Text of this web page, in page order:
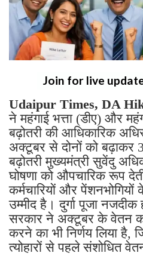
Join for live
Udaipur Times, DA
ने महंगाई भत्ता (डीए) और
बढ़ोतरी की आधिकारिक
अक्टूबर से दोनों को बढ़ाकर
बढ़ोतरी मुख्यमंत्री सुवेंदु
घोषणा को औपचारिक रूप
कर्मचारियों और पेंशनभोगियों
उम्मीद है। दुर्गा पूजा
सरकार ने अक्टूबर के वेतन
करने का भी निर्णय लिया है,
त्योहारों से पहले संशोधित